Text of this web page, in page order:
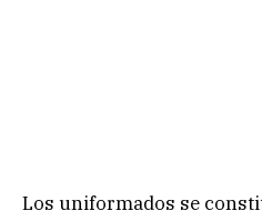
Los uniformados se